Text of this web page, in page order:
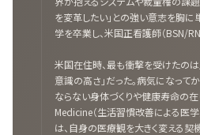
を変革したい」との強い意志を胸
学を卒業し、米国正看護師（BSN/RN
米国在住時、最も衝撃を受けたの
意識の高さ」だった。病気になって
ならない身体づくりや健康寿命の
Medicine（生活習慣改善による医学
は、自身の医療観を大きく変える契